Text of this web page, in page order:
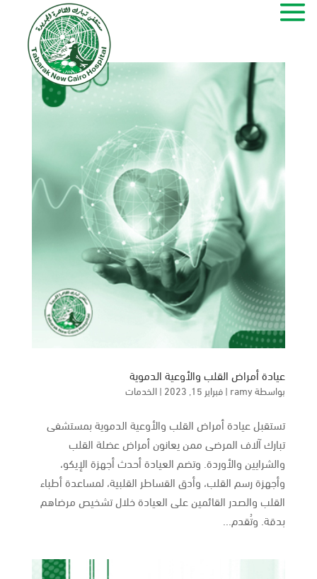
عيادة أمراض القلب والأوعية الدموية
بواسطةramy
|فبراير 15, 2023 |الخدمات
تستقبل عيادة أمراض القلب والأوعية الدموية بمستشفى
تبارك آلاف المرضى ممن يعانون أمراض عضلة القلب
والشرايين والأوردة. وتضم العيادة أحدث أجهزة الإيكو،
وأجهزة رسم القلب، وأدق القساطر القلبية، لمساعدة أطباء
القلب والصدر القائمين على العيادة خلال تشخيص مرضاهم
بدقة. وتُقدم...